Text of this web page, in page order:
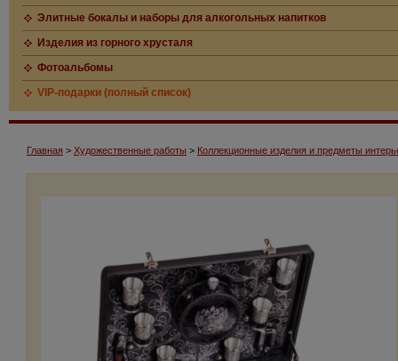
Элитные бокалы и наборы для алкогольных напитков
Изделия из горного хрусталя
Фотоальбомы
VIP-подарки (полный список)
Главная > Художественные работы > Коллекционные изделия и предметы